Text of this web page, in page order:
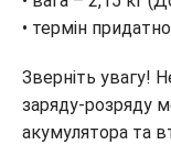
• термін
Зверніть увагу!
заряду-розряду
акумулятора та